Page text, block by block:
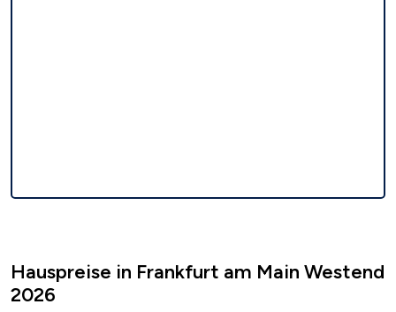
Hauspreise in Frankfurt am Main Westend
2026